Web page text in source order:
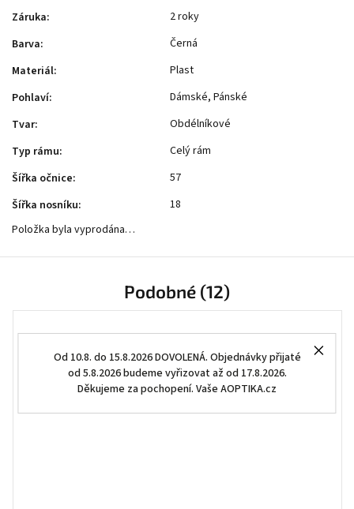
Od 10.8. do 15.8.2026 DOVOLENÁ. Objednávky přijaté
od 5.8.2026 budeme vyřizovat až od 17.8.2026.
Děkujeme za pochopení. Vaše AOPTIKA.cz
Záruka:
2 roky
Barva:
Černá
Materiál:
Plast
Pohlaví:
Dámské, Pánské
Tvar:
Obdélníkové
Typ rámu:
Celý rám
Šířka očnice:
57
Šířka nosníku:
18
Položka byla vyprodána…
Podobné (12)